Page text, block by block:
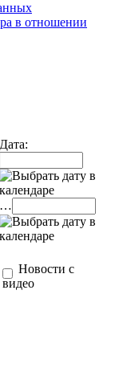
в отношении
Дата:
…
Новости с
видео